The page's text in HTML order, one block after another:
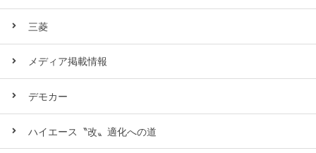
三菱
メディア掲載情報
デモカー
ハイエース〝改〟適化への道